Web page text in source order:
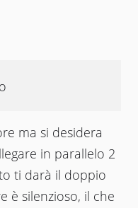
ma si desidera
in parallelo 2
ti darà il doppio
è silenzioso, il che